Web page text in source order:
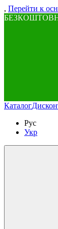
, Перейти к
Каталог
Рус
Укр